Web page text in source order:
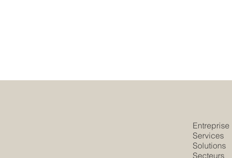
Entreprise
Services
Solutions
Secteurs